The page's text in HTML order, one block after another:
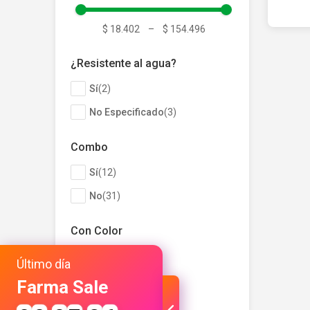
Último día
Farma Sale
¿Resistente al agua?
Sí(2)
No Especificado(3)
Combo
Sí(12)
No(31 )
Con Color
No
$ 18.402 – $ 154.496 $ 39.